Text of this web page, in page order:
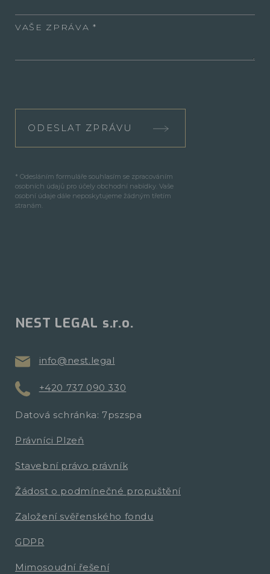
VAŠE ZPRÁVA
ODESLAT ZPRÁVU
* Odesláním formuláře souhlasím se zpracováním
osobních údajů pro účely obchodní nabídky. Vaše
osobní údaje dále neposkytujeme žádným třetím
stranám.
NEST LEGAL s.r.o.
info@nest.legal
+420 737 090 330
Datová schránka: 7pszspa
Právníci Plzeň
Stavební právo právník
Žádost o podmínečné propuštění
Založení svěřenského fondu
GDPR
Mimosoudní řešení